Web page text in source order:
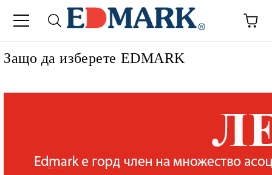
Защо да изберете EDMARK